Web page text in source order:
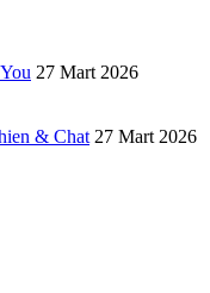
27 Mart 2026
& Chat 27 Mart 2026